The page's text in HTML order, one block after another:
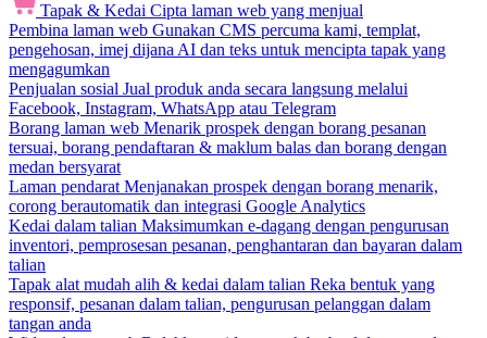
Tapak & Kedai Cipta laman web yang menjual
Pembina laman web Gunakan CMS percuma kami, templat,
pengehosan, imej dijana AI dan teks untuk mencipta tapak yang
mengagumkan
Penjualan sosial Jual produk anda secara langsung melalui
Facebook, Instagram, WhatsApp atau Telegram
Borang laman web Menarik prospek dengan borang pesanan
tersuai, borang pendaftaran & maklum balas dan borang dengan
medan bersyarat
Laman pendarat Menjanakan prospek dengan borang menarik,
corong berautomatik dan integrasi Google Analytics
Kedai dalam talian Maksimumkan e-dagang dengan pengurusan
inventori, pemprosesan pesanan, penghantaran dan bayaran dalam
talian
Tapak alat mudah alih & kedai dalam talian Reka bentuk yang
responsif, pesanan dalam talian, pengurusan pelanggan dalam
tangan anda